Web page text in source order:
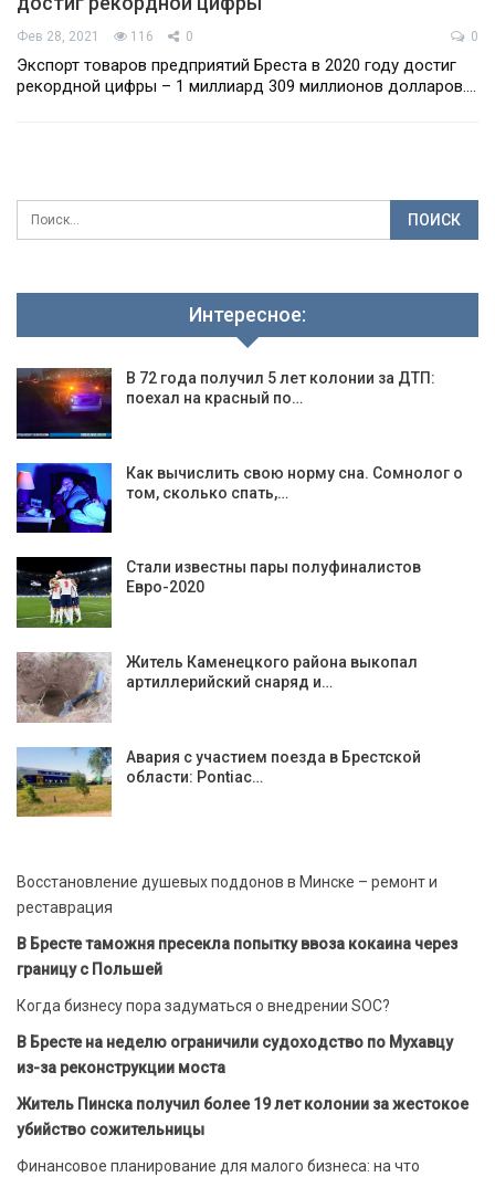
Фев 28, 2021 116 0 0
Экспорт товаров предприятий Бреста в 2020 году достиг
рекордной цифры – 1 миллиард 309 миллионов долларов.…
Интересное:
В 72 года получил 5 лет колонии за ДТП:
поехал на красный по…
Как вычислить свою норму сна. Сомнолог о
том, сколько спать,…
Стали известны пары полуфиналистов
Евро-2020
Житель Каменецкого района выкопал
артиллерийский снаряд и…
Авария с участием поезда в Брестской
области: Pontiac…
Восстановление душевых поддонов в Минске – ремонт и
реставрация
В Бресте таможня пресекла попытку ввоза кокаина через
границу с Польшей
Когда бизнесу пора задуматься о внедрении SOC?
В Бресте на неделю ограничили судоходство по Мухавцу
из-за реконструкции моста
Житель Пинска получил более 19 лет колонии за жестокое
убийство сожительницы
Финансовое планирование для малого бизнеса: на что